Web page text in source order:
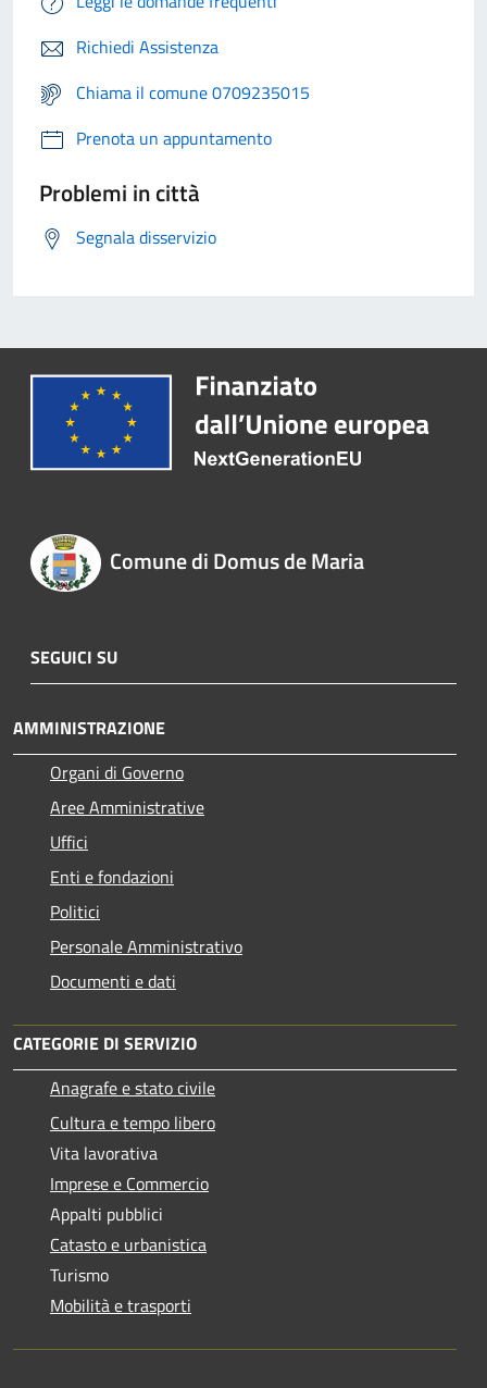
Richiedi Assistenza
Chiama il comune 0709235015
Prenota un appuntamento
Problemi in città
Segnala disservizio
Comune di Domus de Maria
SEGUICI SU
AMMINISTRAZIONE
Organi di Governo
Aree Amministrative
Uffici
Enti e fondazioni
Politici
Personale Amministrativo
Documenti e dati
CATEGORIE DI SERVIZIO
Anagrafe e stato civile
Cultura e tempo libero
Vita lavorativa
Imprese e Commercio
Appalti pubblici
Catasto e urbanistica
Turismo
Mobilità e trasporti